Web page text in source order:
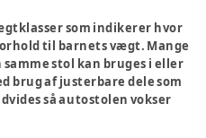
som indikerer hvor
til barnets vægt. Mange
stol kan bruges i eller
brug af justerbare dele som
så autostolen vokser